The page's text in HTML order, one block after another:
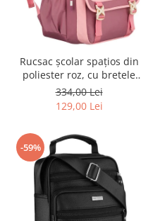
Rucsac școlar spațios din
poliester roz, cu bretele
reglabile - Peterson PTR-PTN
8610-1327 PINK
334,00 Lei
129,00 Lei
-59%